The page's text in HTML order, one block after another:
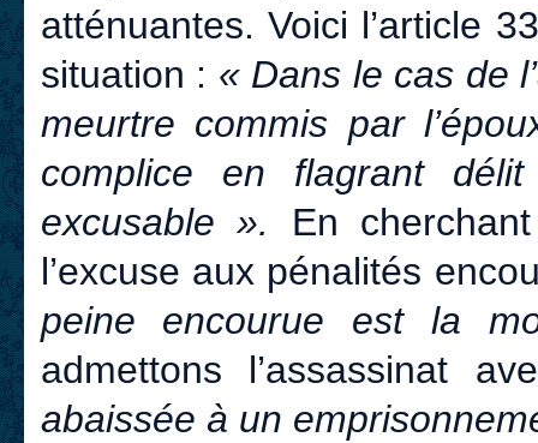
atténuantes. Voici l’article
situation : « Dans le cas de
meurtre commis par
complice en flagrant
excusable ».
En
l’excuse aux pénalités
peine encourue est la
admettons l’assassinat
abaissée à un